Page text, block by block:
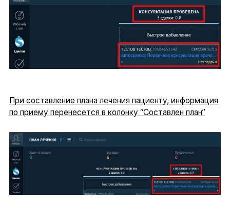
При составление плана лечения пациенту, информация
по приему перенесется в колонку “Составлен план”